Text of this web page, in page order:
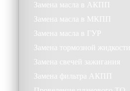
Замена масла в АКПП
Замена масла в МКПП
Замена масла в ГУР
Замена тормозной жидкости
Замена свечей зажигания
Замена фильтра АКПП